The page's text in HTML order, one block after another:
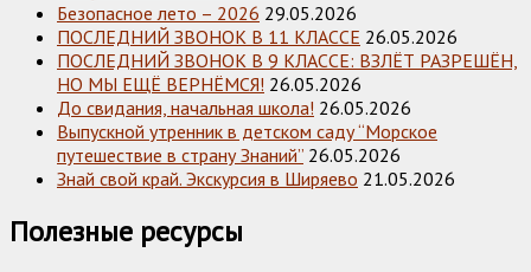
Безопасное лето – 2026 29.05.2026
ПОСЛЕДНИЙ ЗВОНОК В 11 КЛАССЕ 26.05.2026
ПОСЛЕДНИЙ ЗВОНОК В 9 КЛАССЕ: ВЗЛЁТ РАЗРЕШЁН,
НО МЫ ЕЩЁ ВЕРНЁМСЯ! 26.05.2026
До свидания, начальная школа! 26.05.2026
Выпускной утренник в детском саду “Морское
путешествие в страну Знаний” 26.05.2026
Знай свой край. Экскурсия в Ширяево 21.05.2026
Полезные ресурсы